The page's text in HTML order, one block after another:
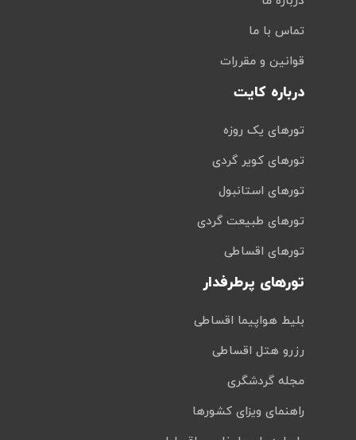
تماس با ما
قوانین و مقررات
درباره کایت
تورهای یک روزه
تورهای کویر گردی
تورهای استانبول
تورهای طبیعت گردی
تورهای اقساطی
تورهای پرطرفدار
بلیط هواپیما اقساطی
رزرو هتل اقساطی
مجله گردشگری
راهنمای ویزای کشورها